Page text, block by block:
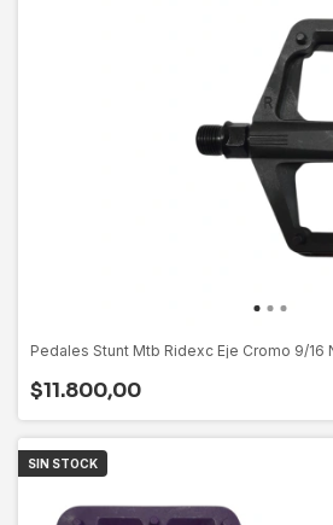
Pedales Stunt Mtb Ridexc Eje Cromo 9/16
$11.800,00
SIN STOCK